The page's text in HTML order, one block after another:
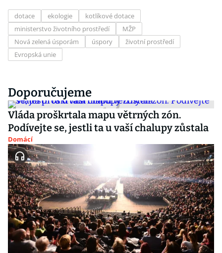
dotace ekologie
kotlíkové dotace
ministerstvo životního prostředí
MŽP
Nová zelená úsporám
úspory
životní prostředí
Evropská unie
Doporučujeme
Vláda proškrtala mapu větrných zón.
Podívejte se, jestli ta u vaší chalupy zůstala
Domácí